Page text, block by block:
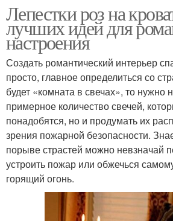
Лепестки роз на
лучших идей для
настроения
Создать романтический интерьер
просто, главное определиться со
будет «комната в свечах», то нужно
примерное количество свечей,
понадобятся, но и продумать их
зрения пожарной безопасности.
порыве страстей можно невзначай
устроить пожар или обжечься
горящий огонь.